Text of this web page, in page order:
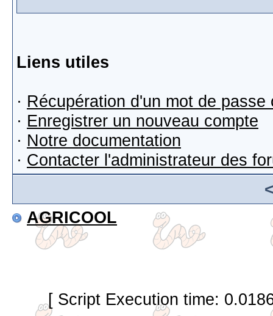
Liens utiles
· Récupération d'un mot de passe
· Enregistrer un nouveau compte
· Notre documentation
· Contacter l'administrateur des
AGRICOOL
[ Script Execution time: